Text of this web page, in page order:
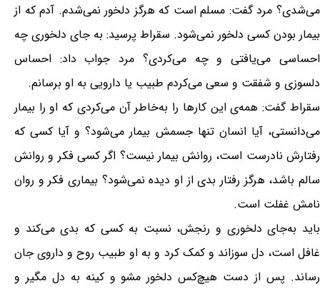
می‌شدی؟ مرد گفت: مسلم است که هرگز دلخور نمی‌شدم. آدم که از
بیمار بودن کسی دلخور نمی‌شود. سقراط پرسید: به جای دلخوری چه
احساسی می‌یافتی و چه می‌کردی؟ مرد جواب داد: احساس
دلسوزی و شفقت و سعی می‌کردم طبیب یا دارویی به او برسانم.
سقراط گفت: همه‌ی این کارها را به‌خاطر آن می‌کردی که او را بیمار
می‌دانستی، آیا انسان تنها جسمش بیمار می‌شود؟ و آیا کسی که
رفتارش نادرست است، روانش بیمار نیست؟ اگر کسی فکر و روانش
سالم باشد، هرگز رفتار بدی از او دیده نمی‌شود؟ بیماری فکر و روان
نامش غفلت است.
باید به‌جای دلخوری و رنجش، نسبت به کسی که بدی می‌کند و
غافل است، دل سوزاند و کمک کرد و به او طبیب روح و داروی جان
رساند. پس از دست هیچ‌کس دلخور مشو و کینه به دل مگیر و